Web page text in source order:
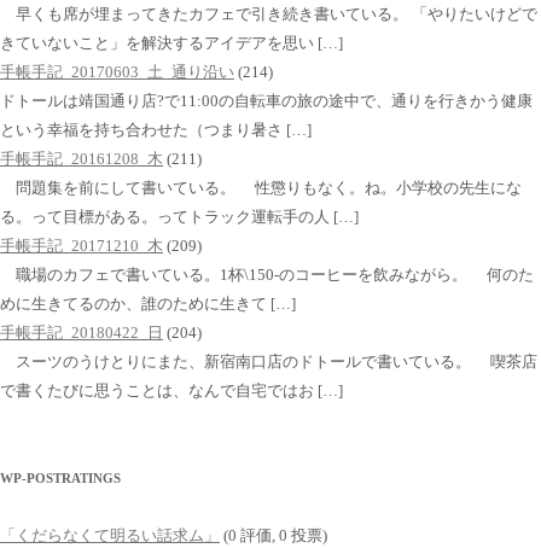
早くも席が埋まってきたカフェで引き続き書いている。 「やりたいけどで
きていないこと」を解決するアイデアを思い […]
手帳手記_20170603_土_通り沿い (214)
ドトールは靖国通り店?で11:00の自転車の旅の途中で、通りを行きかう健康
という幸福を持ち合わせた（つまり暑さ […]
手帳手記_20161208_木 (211)
問題集を前にして書いている。 性懲りもなく。ね。小学校の先生にな
る。って目標がある。ってトラック運転手の人 […]
手帳手記_20171210_木 (209)
職場のカフェで書いている。1杯\150-のコーヒーを飲みながら。 何のた
めに生きてるのか、誰のために生きて […]
手帳手記_20180422_日 (204)
スーツのうけとりにまた、新宿南口店のドトールで書いている。 喫茶店
で書くたびに思うことは、なんで自宅ではお […]
WP-POSTRATINGS
「くだらなくて明るい話求ム」 (0 評価, 0 投票)